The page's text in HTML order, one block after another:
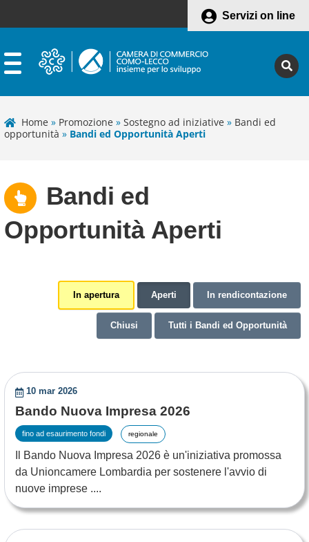
Servizi on line
Home » Promozione » Sostegno ad iniziative » Bandi ed
opportunità » Bandi ed Opportunità Aperti
Bandi ed
Opportunità Aperti
In apertura Aperti In rendicontazione
Chiusi Tutti i Bandi ed Opportunità
10 mar 2026
Bando Nuova Impresa 2026
fino ad esaurimento fondi regionale
Il Bando Nuova Impresa 2026 è un'iniziativa promossa
da Unioncamere Lombardia per sostenere l'avvio di
nuove imprese ....